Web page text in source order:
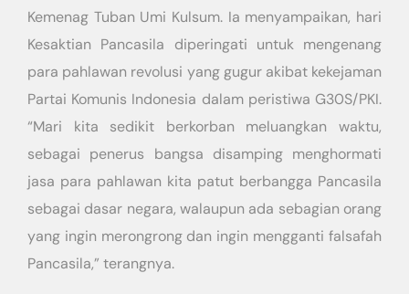
Kemenag Tuban Umi Kulsum. Ia menyampaikan, hari
Kesaktian Pancasila diperingati untuk mengenang
para pahlawan revolusi yang gugur akibat kekejaman
Partai Komunis Indonesia dalam peristiwa G30S/PKI.
“Mari kita sedikit berkorban meluangkan waktu,
sebagai penerus bangsa disamping menghormati
jasa para pahlawan kita patut berbangga Pancasila
sebagai dasar negara, walaupun ada sebagian orang
yang ingin merongrong dan ingin mengganti falsafah
Pancasila,” terangnya.